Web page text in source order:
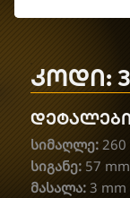
კოდი:
სიმაღლე: 260
სიგანე: 57 mm
მასალა: 3 mm